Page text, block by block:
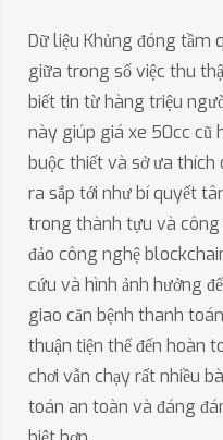
Dữ liệu Khủng đóng tầm
giữa trong số việc thu
biết tin từ hàng triệu
này giúp giá xe 50cc cũ
buộc thiết và sở ưa
ra sắp tới như bí quyết
trong thành tựu và công
đảo công nghệ
cứu và hình ảnh hưởng
giao căn bệnh thanh
thuận tiện thể đến hoàn
chơi vẫn chạy rất nhiều
toán an toàn và đáng